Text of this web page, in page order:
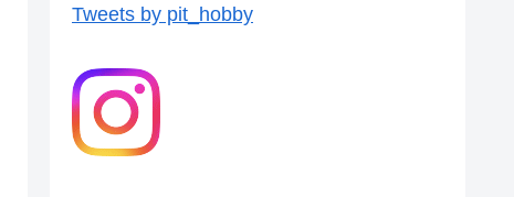
Tweets by pit_hobby